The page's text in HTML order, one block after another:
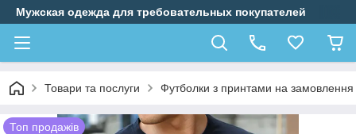
Мужская одежда для требовательных покупателей
Товари та послуги Футболки з принтами на замовлення
Топ продажів